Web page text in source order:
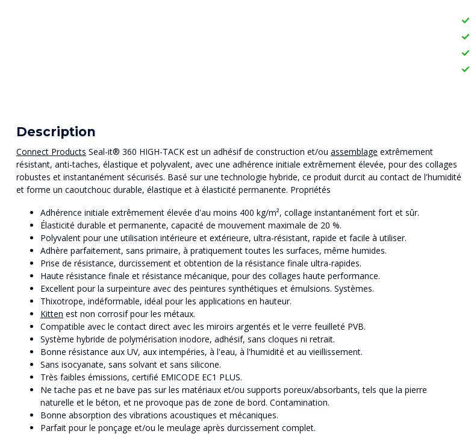
Description
Connect Products Seal-it® 360 HIGH-TACK est un adhésif de construction et/ou assemblage extrêmement
résistant, anti-taches, élastique et polyvalent, avec une adhérence initiale extrêmement élevée, pour des collages
robustes et instantanément sécurisés. Basé sur une technologie hybride, ce produit durcit au contact de l'humidité
et forme un caoutchouc durable, élastique et à élasticité permanente. Propriétés
Adhérence initiale extrêmement élevée d'au moins 400 kg/m², collage instantanément fort et sûr.
Élasticité durable et permanente, capacité de mouvement maximale de 20 %.
Polyvalent pour une utilisation intérieure et extérieure, ultra-résistant, rapide et facile à utiliser.
Adhère parfaitement, sans primaire, à pratiquement toutes les surfaces, même humides.
Prise de résistance, durcissement et obtention de la résistance finale ultra-rapides.
Haute résistance finale et résistance mécanique, pour des collages haute performance.
Excellent pour la surpeinture avec des peintures synthétiques et émulsions. Systèmes.
Thixotrope, indéformable, idéal pour les applications en hauteur.
Kitten est non corrosif pour les métaux.
Compatible avec le contact direct avec les miroirs argentés et le verre feuilleté PVB.
Système hybride de polymérisation inodore, adhésif, sans cloques ni retrait.
Bonne résistance aux UV, aux intempéries, à l'eau, à l'humidité et au vieillissement.
Sans isocyanate, sans solvant et sans silicone.
Très faibles émissions, certifié EMICODE EC1 PLUS.
Ne tache pas et ne bave pas sur les matériaux et/ou supports poreux/absorbants, tels que la pierre
naturelle et le béton, et ne provoque pas de zone de bord. Contamination.
Bonne absorption des vibrations acoustiques et mécaniques.
Parfait pour le ponçage et/ou le meulage après durcissement complet.